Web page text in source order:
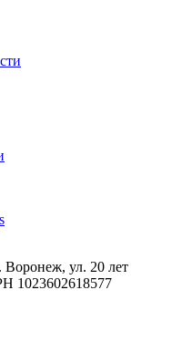
ул. 20 лет
1023602618577